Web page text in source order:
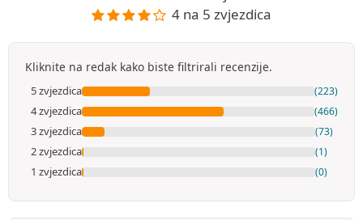
4 na 5 zvjezdica
Kliknite na redak kako biste filtrirali recenzije.
5 zvjezdica (223)
4 zvjezdica (466)
3 zvjezdica (73)
2 zvjezdica (1)
1 zvjezdica (0)